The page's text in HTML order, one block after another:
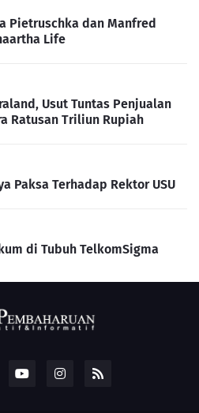
Pietruschka dan Manfred
Life
Usut Tuntas Penjualan
Ratusan Triliun Rupiah
Paksa Terhadap Rektor USU
di Tubuh TelkomSigma